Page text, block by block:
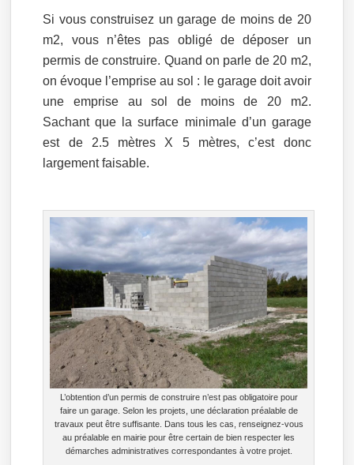
Si vous construisez un garage de moins de 20
m2, vous n’êtes pas obligé de déposer un
permis de construire. Quand on parle de 20 m2,
on évoque l’emprise au sol : le garage doit avoir
une emprise au sol de moins de 20 m2.
Sachant que la surface minimale d’un garage
est de 2.5 mètres X 5 mètres, c’est donc
largement faisable.
L’obtention d’un permis de construire n’est pas obligatoire pour
faire un garage. Selon les projets, une déclaration préalable de
travaux peut être suffisante. Dans tous les cas, renseignez-vous
au préalable en mairie pour être certain de bien respecter les
démarches administratives correspondantes à votre projet.